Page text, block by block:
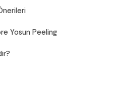
Yosun Peeling